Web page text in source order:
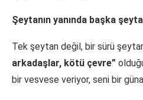
Şeytanın yanında başka
Tek şeytan değil, bir sürü
arkadaşlar, kötü çevre”
bir vesvese veriyor, seni bir